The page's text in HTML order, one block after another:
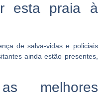
esta praia à
de salva-vidas e policiais
ainda estão presentes,
melhores